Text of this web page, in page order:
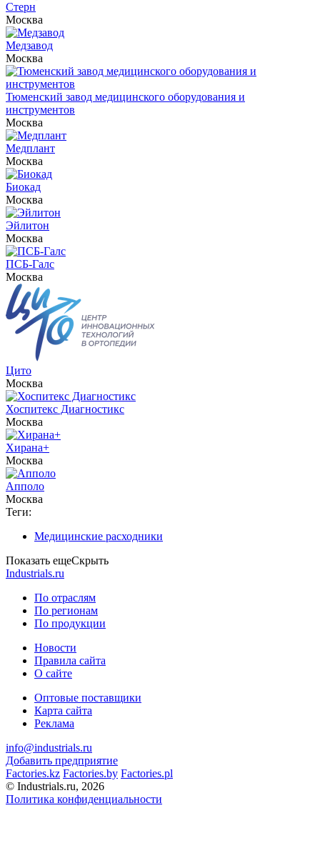
Стерн
Москва
Медзавод
Москва
Тюменский завод медицинского оборудования и
инструментов
Москва
Медплант
Москва
Биокад
Москва
Эйлитон
Москва
ПСБ-Галс
Москва
Цито
Москва
Хоспитекс Диагностикс
Москва
Хирана+
Москва
Апполо
Москва
Теги:
Медицинские расходники
Показать ещеСкрыть
Industrials.ru
По отраслям
По регионам
По продукции
Новости
Правила сайта
О сайте
Оптовые поставщики
Карта сайта
Реклама
info@industrials.ru
Добавить предприятие
Factories.kz Factories.by Factories.pl
© Industrials.ru, 2026
Политика конфиденциальности